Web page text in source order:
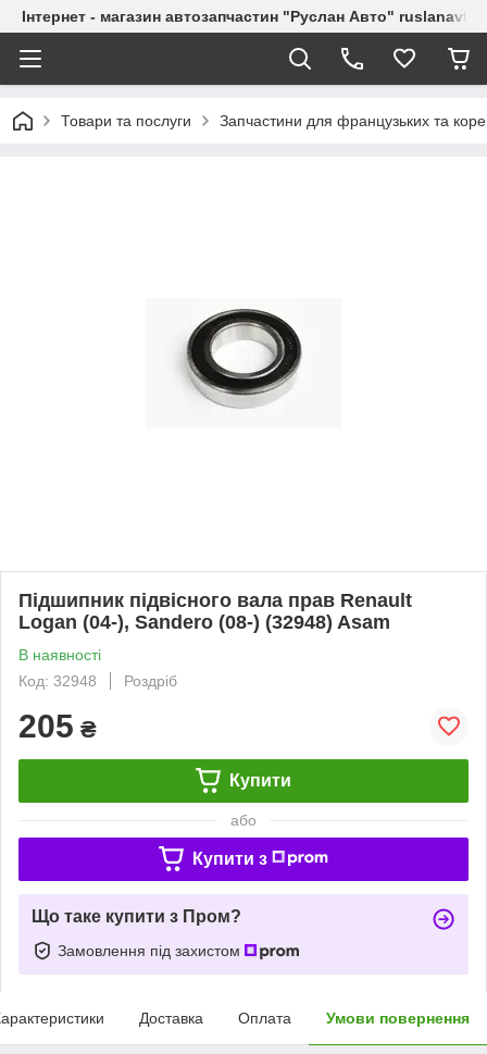
Інтернет - магазин автозапчастин "Руслан Авто"
Товари та послуги Запчастини для французьких та
Підшипник підвісного вала прав Renault
Logan (04-), Sandero (08-) (32948) Asam
В наявності
Код: 32948
Роздріб
205 ₴
Купити
або
Купити з
Що таке купити з Пром?
Замовлення під захистом
Доставка Оплата Умови повернення